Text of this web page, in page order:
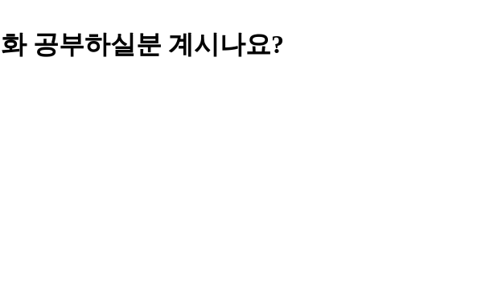
공부하실분 계시나요?